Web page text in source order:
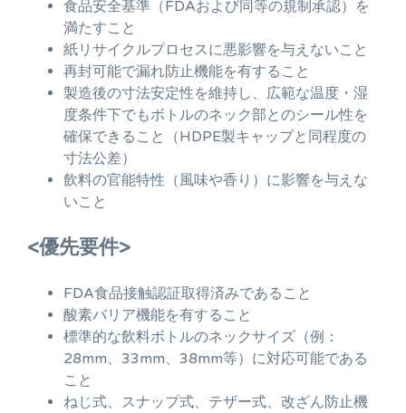
食品安全基準（FDAおよび同等の規制承認）を
満たすこと
紙リサイクルプロセスに悪影響を与えないこと
再封可能で漏れ防止機能を有すること
製造後の寸法安定性を維持し、広範な温度・湿
度条件下でもボトルのネック部とのシール性を
確保できること（HDPE製キャップと同程度の
寸法公差）
飲料の官能特性（風味や香り）に影響を与えな
いこと
<優先要件>
FDA食品接触認証取得済みであること
酸素バリア機能を有すること
標準的な飲料ボトルのネックサイズ（例：
28mm、33mm、38mm等）に対応可能である
こと
ねじ式、スナップ式、テザー式、改ざん防止機